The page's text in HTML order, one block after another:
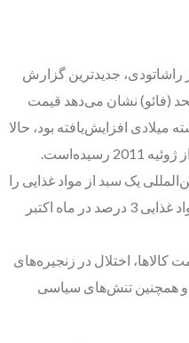
راشاتودی، جدیدترین گزارش
(فائو) نشان می‌دهد قیمت
سال گذشته میلادی افزایش‌یافته بود، حالا
یک سبد از مواد غذایی را
دنبال می‌کند، نشان می‌دهد قیمت مواد غذایی 3 درصد در ماه اکتبر
کالاها، اختلال در زنجیره‌های
و همچنین تنش‌های سیاسی